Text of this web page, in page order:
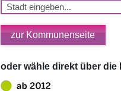
zur Kommunenseite
oder wähle direkt über die